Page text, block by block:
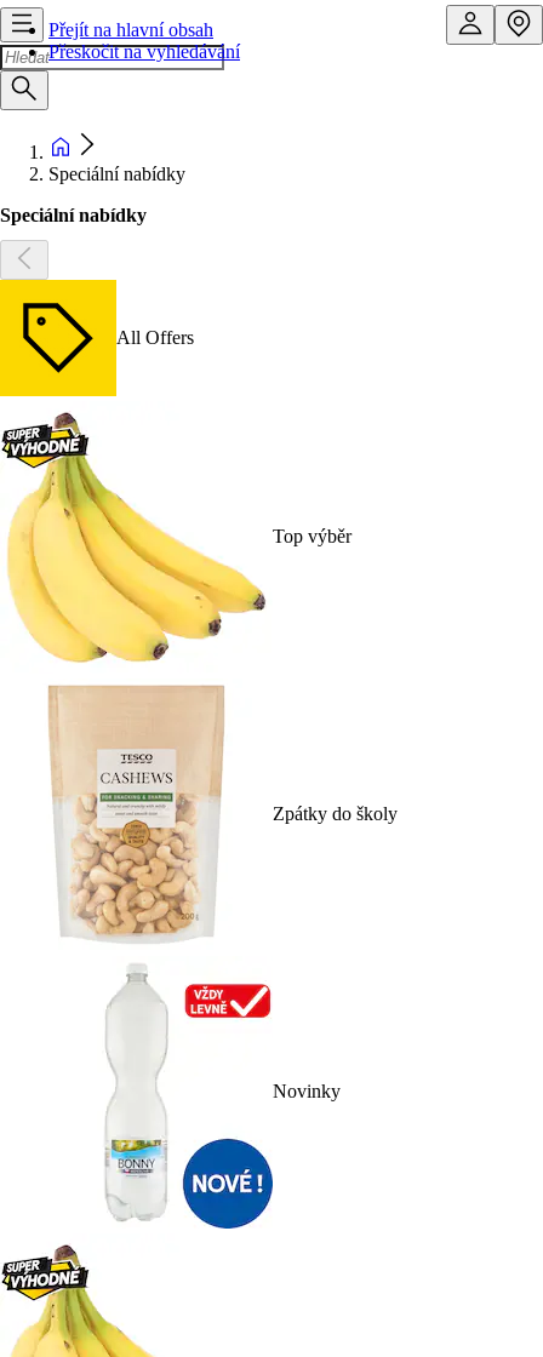
Přejít na hlavní obsah
Přeskočit na vyhledávání
Speciální nabídky
Speciální nabídky
All Offers
Top výběr
Zpátky do školy
Novinky